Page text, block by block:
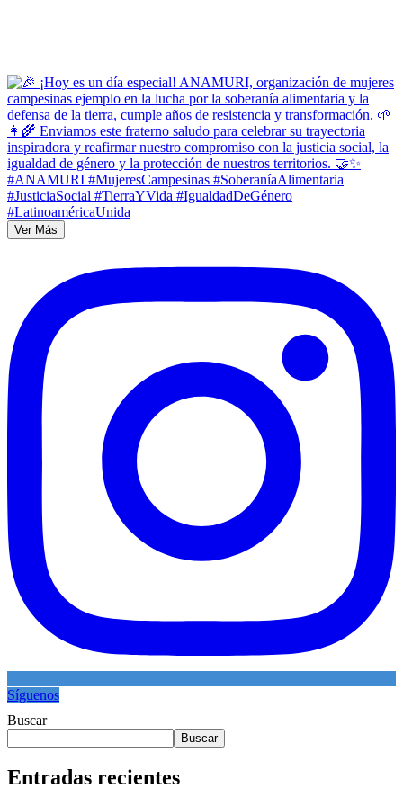
Ver Más
Síguenos
Buscar
Buscar
Entradas recientes